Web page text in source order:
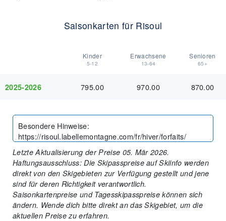
Saisonkarten für Risoul
Kinder
5-12
Erwachsene
13-64
Senioren
65+
2025-2026 795.00 970.00 870.00
Besondere Hinweise:
https://risoul.labellemontagne.com/fr/hiver/forfaits/
Letzte Aktualisierung der Preise 05. Mär 2026.
Haftungsausschluss: Die Skipasspreise auf Skiinfo werden
direkt von den Skigebieten zur Verfügung gestellt und jene
sind für deren Richtigkeit verantwortlich.
Saisonkartenpreise und Tagesskipasspreise können sich
ändern. Wende dich bitte direkt an das Skigebiet, um die
aktuellen Preise zu erfahren.